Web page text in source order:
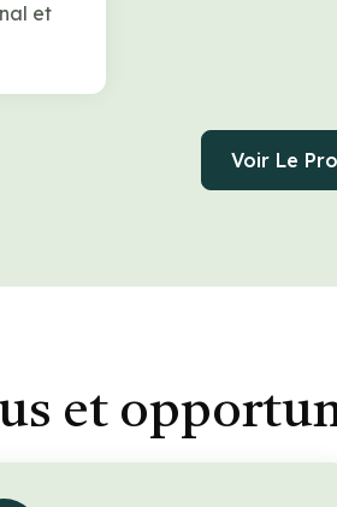
et
Voir Le
et